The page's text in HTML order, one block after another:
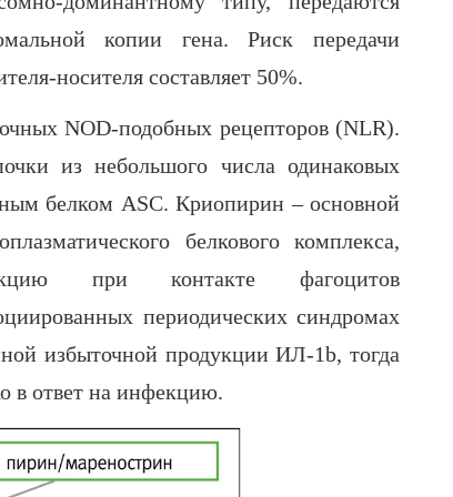
копии гена. Риск передачи
носителя составляет 50%.
NOD-подобных рецепторов (NLR).
из небольшого числа одинаковых
белком ASC. Криопирин – основной
белкового комплекса,
при контакте фагоцитов
периодических синдромах
избыточной продукции ИЛ-1b, тогда
в ответ на инфекцию.